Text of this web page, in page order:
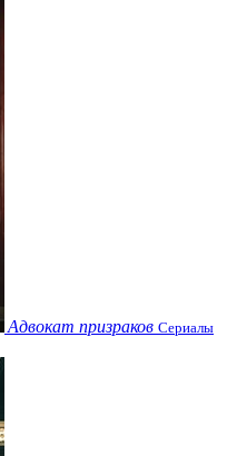
Адвокат призраков Сериалы